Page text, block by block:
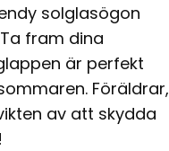
solglasögon
fram dina
är perfekt
Föräldrar,
av att skydda